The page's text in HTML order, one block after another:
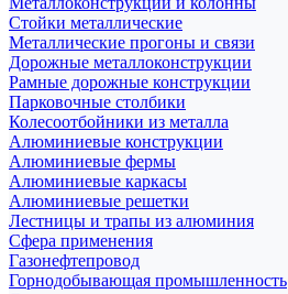
Стойки металлические
Металлические прогоны и связи
Дорожные металлоконструкции
Рамные дорожные конструкции
Парковочные столбики
Колесоотбойники из металла
Алюминиевые конструкции
Алюминиевые фермы
Алюминиевые каркасы
Алюминиевые решетки
Лестницы и трапы из алюминия
Сфера применения
Газонефтепровод
Горнодобывающая промышленность